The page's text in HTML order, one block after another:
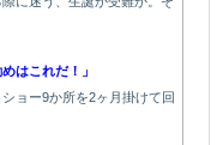
はこれだ！」
ョー9か所を2ヶ月掛けて回